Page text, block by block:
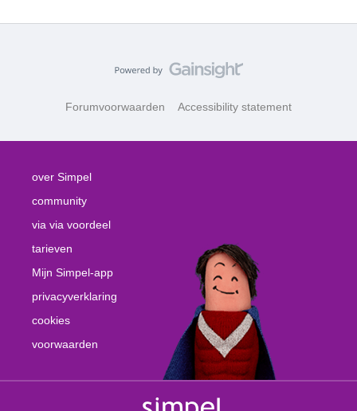
Forumvoorwaarden Accessibility statement
over Simpel
community
via via voordeel
tarieven
Mijn Simpel-app
privacyverklaring
cookies
voorwaarden